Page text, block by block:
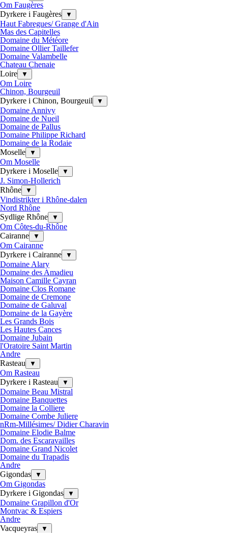
Om Faugères
Dyrkere i Faugères
▼
Haut Fabregues/ Grange d'Ain
Mas des Capitelles
Domaine du Météore
Domaine Ollier Taillefer
Domaine Valambelle
Chateau Chenaie
Loire
▼
Om Loire
Chinon, Bourgeuil
Dyrkere i Chinon, Bourgeuil
▼
Domaine Annivy
Domaine de Nueil
Domaine de Pallus
Domaine Philippe Richard
Domaine de la Rodaie
Moselle
▼
Om Moselle
Dyrkere i Moselle
▼
J. Simon-Hollerich
Rhône
▼
Vindistrikter i Rhône-dalen
Nord Rhône
Sydlige Rhône
▼
Om Côtes-du-Rhône
Cairanne
▼
Om Cairanne
Dyrkere i Cairanne
▼
Domaine Alary
Domaine des Amadieu
Maison Camille Cayran
Domaine Clos Romane
Domaine de Cremone
Domaine de Galuval
Domaine de la Gayère
Les Grands Bois
Les Hautes Cances
Domaine Jubain
l'Oratoire Saint Martin
Andre
Rasteau
▼
Om Rasteau
Dyrkere i Rasteau
▼
Domaine Beau Mistral
Domaine Banquettes
Domaine la Colliere
Domaine Combe Juliere
nRm-Millésimes/ Didier Charavin
Domaine Elodie Balme
Dom. des Escaravailles
Domaine Grand Nicolet
Domaine du Trapadis
Andre
Gigondas
▼
Om Gigondas
Dyrkere i Gigondas
▼
Domaine Grapillon d'Or
Montvac & Espiers
Andre
Vacqueyras
▼